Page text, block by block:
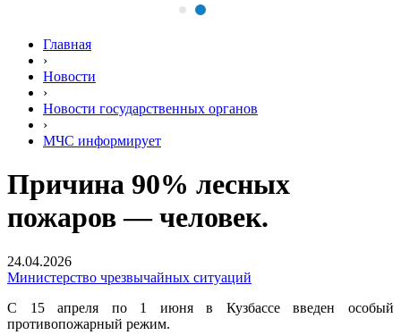
Главная
›
Новости
›
Новости государственных органов
›
МЧС информирует
Причина 90% лесных
пожаров — человек.
24.04.2026
Министерство чрезвычайных ситуаций
С 15 апреля по 1 июня в Кузбассе введен особый
противопожарный режим.